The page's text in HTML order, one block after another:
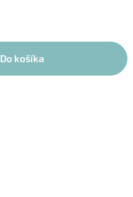
Do košíka